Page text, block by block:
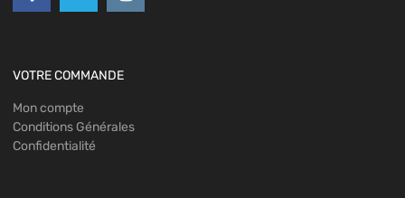
VOTRE COMMANDE
Mon compte
Conditions Générales
Confidentialité